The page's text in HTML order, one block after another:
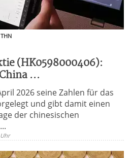
(HK0598000406):
...
2026 seine Zahlen für das
und gibt damit einen
der chinesischen